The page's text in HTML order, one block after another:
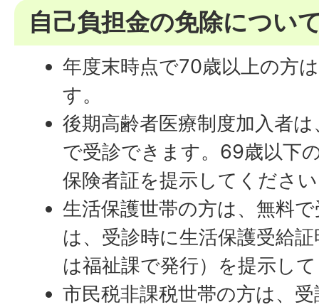
自己負担金の免除につい
年度末時点で70歳以上の方
す。
後期高齢者医療制度加入者
で受診できます。69歳以下
保険者証を提示してくださ
生活保護世帯の方は、無料
は、受診時に生活保護受給
は福祉課で発行）を提示し
市民税非課税世帯の方は、